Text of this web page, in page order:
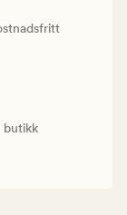
butikk